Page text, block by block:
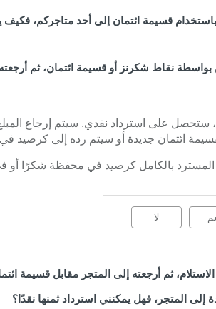
قسيمة ائتمان إلى أحد متاجركم،
بواسطة نقاط شكرنز أو قسيمة ائتمان، ثم
ستحصل على استرداد نقدي. سيتم إرجاع
ائتمان جديدة أو سيتم رده إلى كرصيد
المسترد بالكامل كرصيد في محفظة شكرًا
لا
ثم أرجعته إلى المتجر مقابل قسيمة
إلى المتجر، فهل يمكنني استرداد ثمنها نقدًا؟